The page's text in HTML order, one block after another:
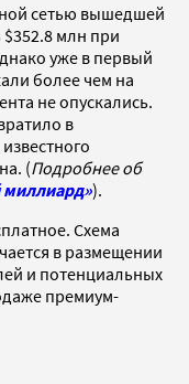
сетью вышедшей
млн при
уже в первый
более чем на
не опускались.
в
(Подробнее об
миллиард»).
Схема
в размещении
и потенциальных
премиум-